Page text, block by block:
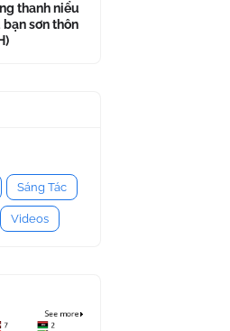
thanh niểu
bạn sơn thôn
Sáng Tác
Videos